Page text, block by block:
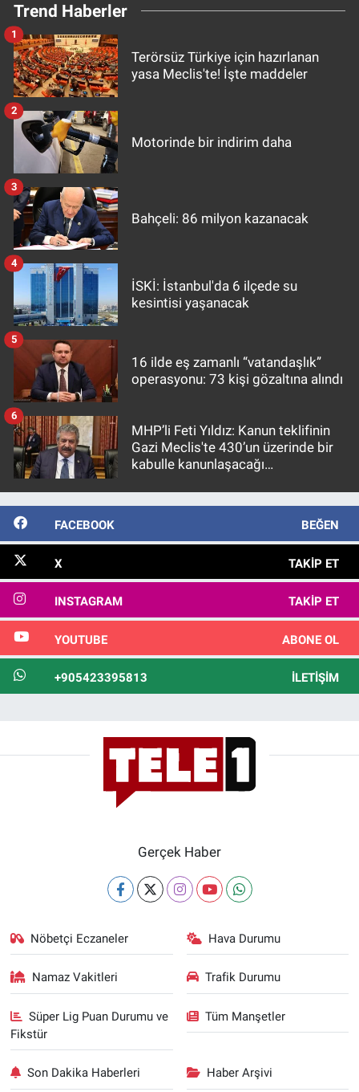
Trend Haberler
Terörsüz Türkiye için hazırlanan
yasa Meclis'te! İşte maddeler
1
Motorinde bir indirim daha
2
Bahçeli: 86 milyon kazanacak
3
İSKİ: İstanbul'da 6 ilçede su
kesintisi yaşanacak
4
16 ilde eş zamanlı “vatandaşlık”
operasyonu: 73 kişi gözaltına alındı
5
MHP’li Feti Yıldız: Kanun teklifinin
Gazi Meclis'te 430’un üzerinde bir
kabulle kanunlaşacağı
6
FACEBOOK BEĞEN
X TAKIP ET
INSTAGRAM TAKIP ET
YOUTUBE ABONE OL
+905423395813 İLETIŞIM
Gerçek Haber
Nöbetçi Eczaneler Hava Durumu
Namaz Vakitleri Trafik Durumu
Süper Lig Puan Durumu ve
Fikstür
Tüm Manşetler
Son Dakika Haberleri Haber Arşivi